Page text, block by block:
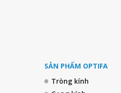
SẢN PHẨM OPTIFA
Tròng kính